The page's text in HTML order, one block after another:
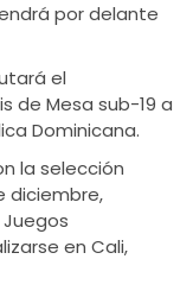
por delante
el
de Mesa sub-19 a
Dominicana.
la selección
diciembre,
en Cali,